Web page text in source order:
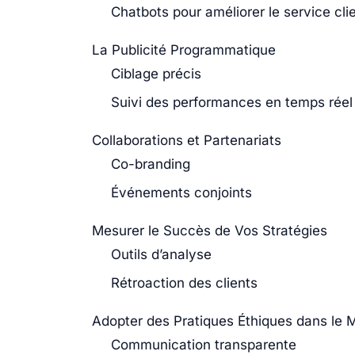
Chatbots pour améliorer le service
La Publicité Programmatique
Ciblage précis
Suivi des performances en temps réel
Collaborations et Partenariats
Co-branding
Événements conjoints
Mesurer le Succès de Vos Stratégies
Outils d’analyse
Rétroaction des clients
Adopter des Pratiques Éthiques dans le
Communication transparente